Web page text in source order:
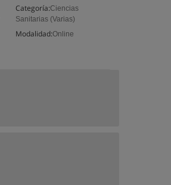
Categoría:Ciencias
Sanitarias (Varias)
Modalidad:Online